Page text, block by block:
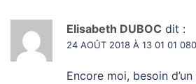
Elisabeth DUBOC dit :
24 AOÛT 2018 À 13 01 01
Encore moi, besoin